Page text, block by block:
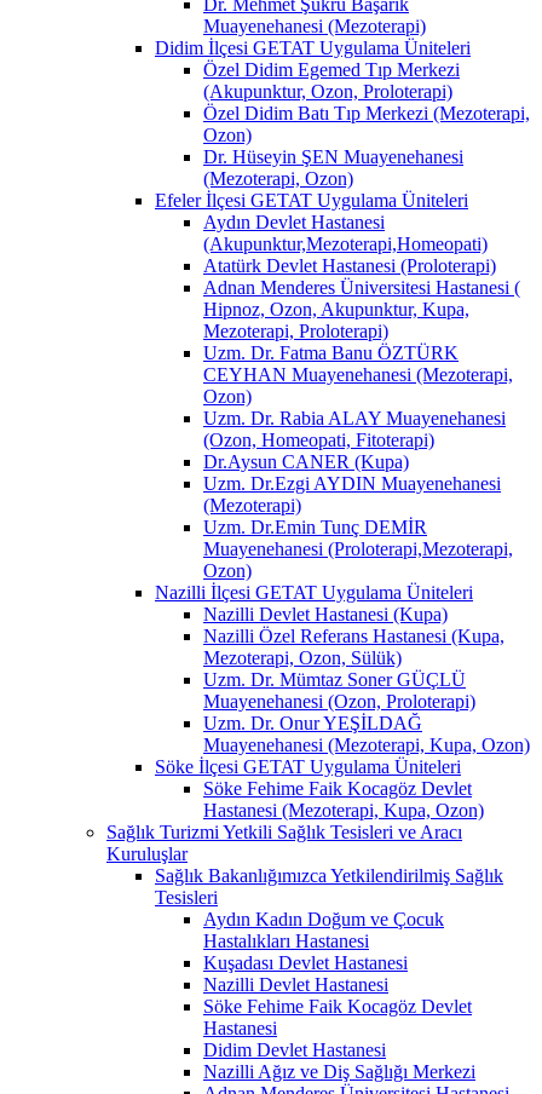
Muayenehanesi (Mezoterapi)
Didim İlçesi GETAT Uygulama Üniteleri
Özel Didim Egemed Tıp Merkezi
(Akupunktur, Ozon, Proloterapi)
Özel Didim Batı Tıp Merkezi (Mezoterapi,
Ozon)
Dr. Hüseyin ŞEN Muayenehanesi
(Mezoterapi, Ozon)
Efeler İlçesi GETAT Uygulama Üniteleri
Aydın Devlet Hastanesi
(Akupunktur,Mezoterapi,Homeopati)
Atatürk Devlet Hastanesi (Proloterapi)
Adnan Menderes Üniversitesi Hastanesi (
Hipnoz, Ozon, Akupunktur, Kupa,
Mezoterapi, Proloterapi)
Uzm. Dr. Fatma Banu ÖZTÜRK
CEYHAN Muayenehanesi (Mezoterapi,
Ozon)
Uzm. Dr. Rabia ALAY Muayenehanesi
(Ozon, Homeopati, Fitoterapi)
Dr.Aysun CANER (Kupa)
Uzm. Dr.Ezgi AYDIN Muayenehanesi
(Mezoterapi)
Uzm. Dr.Emin Tunç DEMİR
Muayenehanesi (Proloterapi,Mezoterapi,
Ozon)
Nazilli İlçesi GETAT Uygulama Üniteleri
Nazilli Devlet Hastanesi (Kupa)
Nazilli Özel Referans Hastanesi (Kupa,
Mezoterapi, Ozon, Sülük)
Uzm. Dr. Mümtaz Soner GÜÇLÜ
Muayenehanesi (Ozon, Proloterapi)
Uzm. Dr. Onur YEŞİLDAĞ
Muayenehanesi (Mezoterapi, Kupa, Ozon)
Söke İlçesi GETAT Uygulama Üniteleri
Söke Fehime Faik Kocagöz Devlet
Hastanesi (Mezoterapi, Kupa, Ozon)
Sağlık Turizmi Yetkili Sağlık Tesisleri ve Aracı
Kuruluşlar
Sağlık Bakanlığımızca Yetkilendirilmiş Sağlık
Tesisleri
Aydın Kadın Doğum ve Çocuk
Hastalıkları Hastanesi
Kuşadası Devlet Hastanesi
Nazilli Devlet Hastanesi
Söke Fehime Faik Kocagöz Devlet
Hastanesi
Didim Devlet Hastanesi
Nazilli Ağız ve Diş Sağlığı Merkezi